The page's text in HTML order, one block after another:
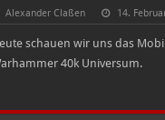
Alexander Claßen 14.
schauen wir uns das
40k Universum.